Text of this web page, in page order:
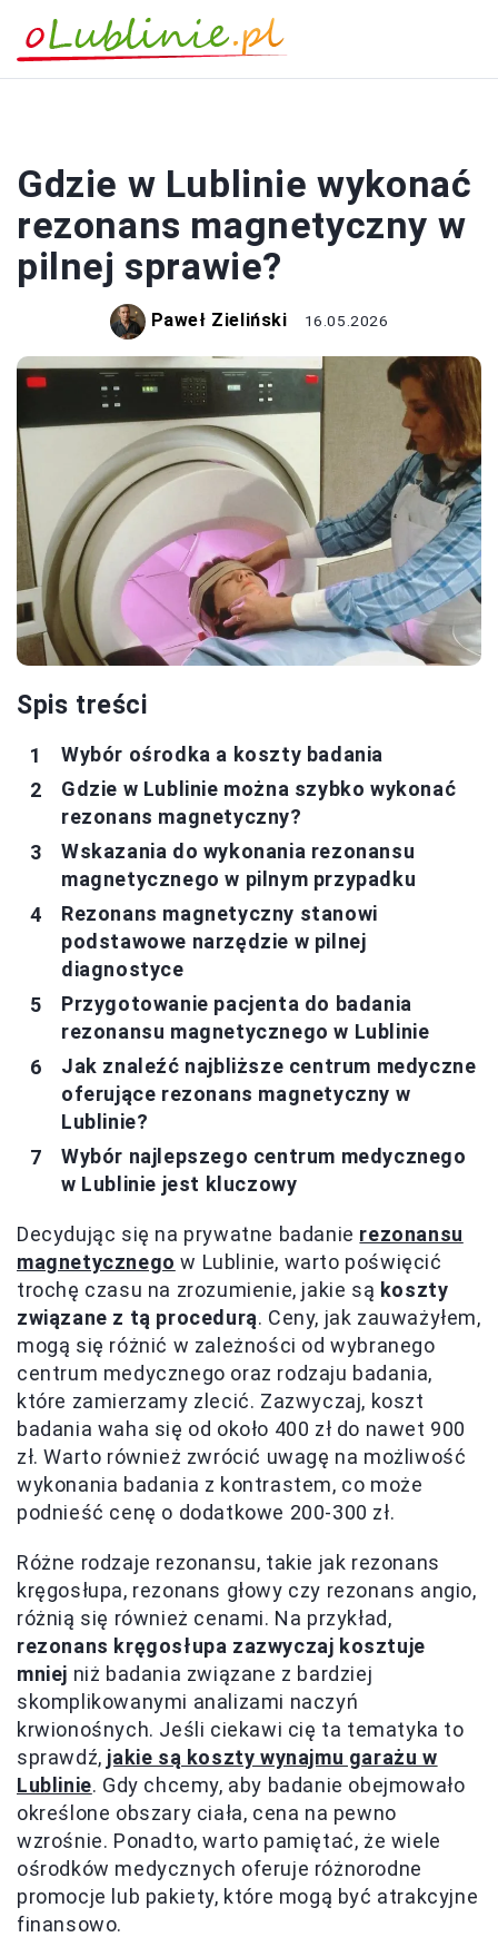
Gdzie w Lublinie wykonać
rezonans magnetyczny w
pilnej sprawie?
Paweł Zieliński 16.05.2026
Spis treści
Wybór ośrodka a koszty badania
Gdzie w Lublinie można szybko wykonać
rezonans magnetyczny?
Wskazania do wykonania rezonansu
magnetycznego w pilnym przypadku
Rezonans magnetyczny stanowi
podstawowe narzędzie w pilnej
diagnostyce
Przygotowanie pacjenta do badania
rezonansu magnetycznego w Lublinie
Jak znaleźć najbliższe centrum medyczne
oferujące rezonans magnetyczny w
Lublinie?
Wybór najlepszego centrum medycznego
w Lublinie jest kluczowy
Decydując się na prywatne badanie rezonansu
magnetycznego w Lublinie, warto poświęcić
trochę czasu na zrozumienie, jakie są koszty
związane z tą procedurą. Ceny, jak zauważyłem,
mogą się różnić w zależności od wybranego
centrum medycznego oraz rodzaju badania,
które zamierzamy zlecić. Zazwyczaj, koszt
badania waha się od około 400 zł do nawet 900
zł. Warto również zwrócić uwagę na możliwość
wykonania badania z kontrastem, co może
podnieść cenę o dodatkowe 200-300 zł.
Różne rodzaje rezonansu, takie jak rezonans
kręgosłupa, rezonans głowy czy rezonans angio,
różnią się również cenami. Na przykład,
rezonans kręgosłupa zazwyczaj kosztuje
mniej niż badania związane z bardziej
skomplikowanymi analizami naczyń
krwionośnych. Jeśli ciekawi cię ta tematyka to
sprawdź, jakie są koszty wynajmu garażu w
Lublinie. Gdy chcemy, aby badanie obejmowało
określone obszary ciała, cena na pewno
wzrośnie. Ponadto, warto pamiętać, że wiele
ośrodków medycznych oferuje różnorodne
promocje lub pakiety, które mogą być atrakcyjne
finansowo.